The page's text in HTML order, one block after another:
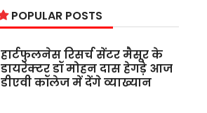
POPULAR POSTS
हार्टफुलनेस रिसर्च सेंटर मैसूर के
डायरेक्टर डॉ मोहन दास हेगड़े आज
डीएवी कॉलेज में देंगे व्याख्यान